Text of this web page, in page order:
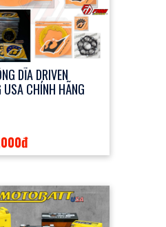
DĨA DRIVEN
USA CHÍNH HÃNG